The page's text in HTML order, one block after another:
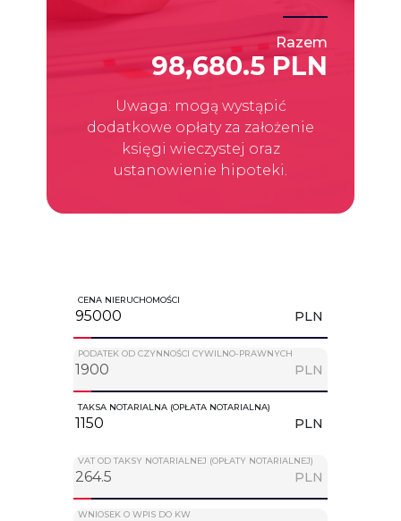
Razem
98,680.5 PLN
Uwaga: mogą wystąpić
dodatkowe opłaty za założenie
księgi wieczystej oraz
ustanowienie hipoteki.
CENA NIERUCHOMOŚCI
PLN
PODATEK OD CZYNNOŚCI CYWILNO-PRAWNYCH
PLN
TAKSA NOTARIALNA (OPŁATA NOTARIALNA)
PLN
VAT OD TAKSY NOTARIALNEJ (OPŁATY NOTARIALNEJ)
PLN
WNIOSEK O WPIS DO KW